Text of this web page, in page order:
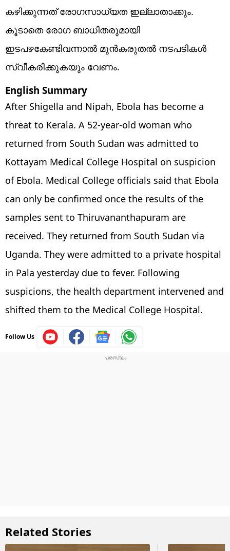
കഴിക്കുന്നത് രോഗസാധ്യത ഇല്ലാതാക്കും.
കൂടാതെ രോഗ ബാധിതരുമായി
ഇടപഴകേണ്ടിവന്നാൽ മുൻകരുതൽ നടപടികൾ
സ്വീകരിക്കുകയും വേണം.
English Summary
After Shigella and Nipah, Ebola has become a
threat to Kerala. A 52-year-old woman who
returned from South Sudan was admitted to
Kottayam Medical College Hospital on suspicion
of Ebola. Medical College officials said that Ebola
can only be confirmed once the results of the
samples sent to Thiruvananthapuram are
received. They returned from South Sudan via
Uganda. They were admitted to a private hospital
in Pala yesterday due to fever. Following
suspicions, the health department intervened and
shifted them to the Medical College Hospital.
Follow Us
Related Stories